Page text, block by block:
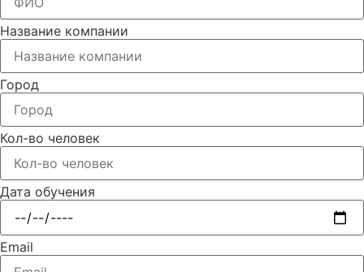
Название компании
Город
Кол-во человек
Дата обучения
Email